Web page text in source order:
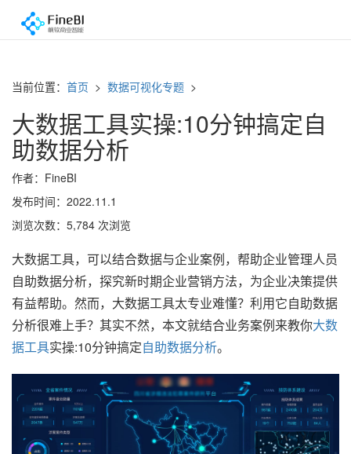
当前位置： 首页 > 数据可视化专题 >
大数据工具实操:10分钟搞定自
助数据分析
作者：FineBI
发布时间：2022.11.1
浏览次数：5,784 次浏览
大数据工具，可以结合数据与企业案例，帮助企业管理人员
自助数据分析，探究新时期企业营销方法，为企业决策提供
有益帮助。然而，大数据工具太专业难懂？利用它自助数据
分析很难上手？其实不然，本文就结合业务案例来教你大数
据工具实操:10分钟搞定自助数据分析。